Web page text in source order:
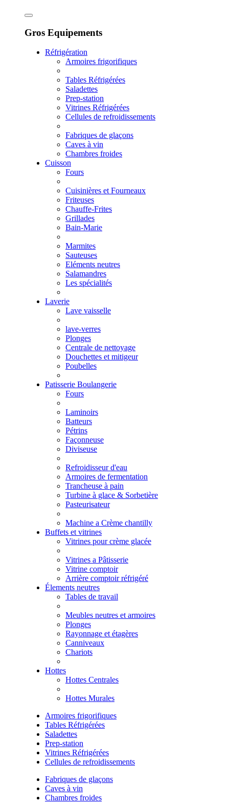
Gros Equipements
Réfrigération
Armoires frigorifiques
Tables Réfrigérées
Saladettes
Prep-station
Vitrines Réfrigérées
Cellules de refroidissements
Fabriques de glaçons
Caves à vin
Chambres froides
Cuisson
Fours
Cuisinières et Fourneaux
Friteuses
Chauffe-Frites
Grillades
Bain-Marie
Marmites
Sauteuses
Eléments neutres
Salamandres
Les spécialités
Laverie
Lave vaisselle
lave-verres
Plonges
Centrale de nettoyage
Douchettes et mitigeur
Poubelles
Patisserie Boulangerie
Fours
Laminoirs
Batteurs
Pétrins
Façonneuse
Diviseuse
Refroidisseur d'eau
Armoires de fermentation
Trancheuse à pain
Turbine à glace & Sorbetière
Pasteurisateur
Machine a Crème chantilly
Buffets et vitrines
Vitrines pour crème glacée
Vitrines a Pâtisserie
Vitrine comptoir
Arrière comptoir réfrigéré
Élements neutres
Tables de travail
Meubles neutres et armoires
Plonges
Rayonnage et étagères
Canniveaux
Chariots
Hottes
Hottes Centrales
Hottes Murales
Armoires frigorifiques
Tables Réfrigérées
Saladettes
Prep-station
Vitrines Réfrigérées
Cellules de refroidissements
Fabriques de glaçons
Caves à vin
Chambres froides